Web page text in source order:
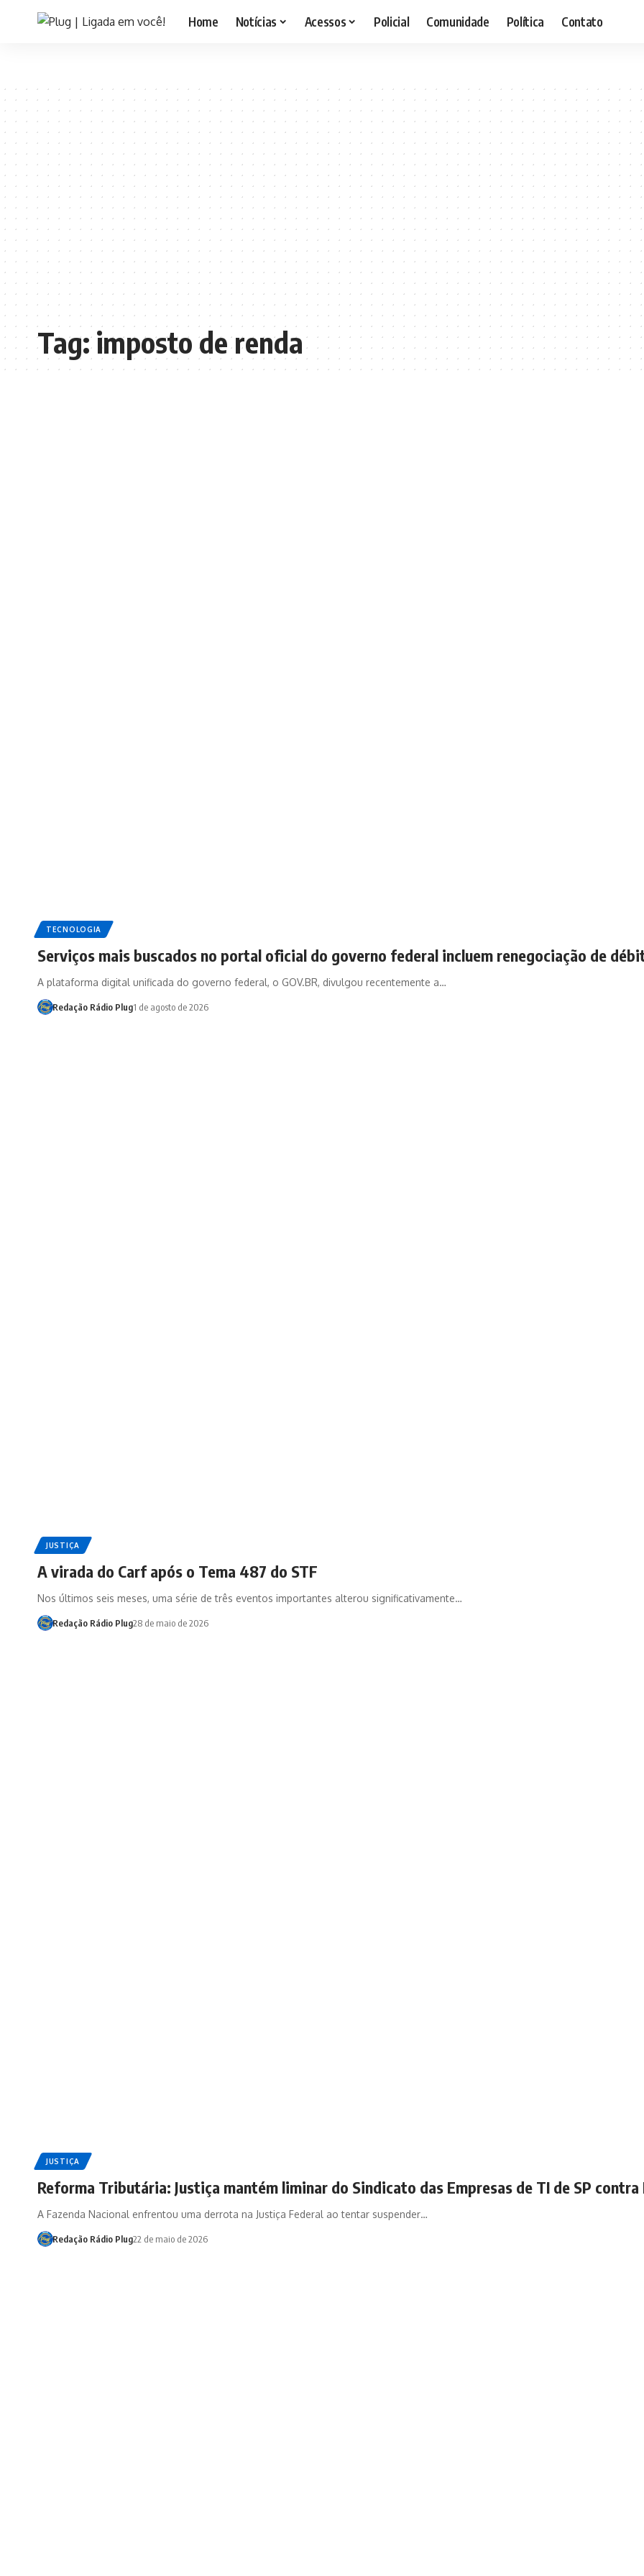
Home Notícias Acessos Policial Comunidade Política Contato
Tag:imposto de renda
TECNOLOGIA
Serviços mais buscados no portal oficial do governo federal incluem renegociação de
A plataforma digital unificada do governo federal, o GOV.BR, divulgou recentemente a…
Redação Rádio Plug1 de agosto de 2026
JUSTIÇA
A virada do Carf após o Tema 487 do STF
Nos últimos seis meses, uma série de três eventos importantes alterou significativamente…
Redação Rádio Plug28 de maio de 2026
JUSTIÇA
Reforma Tributária: Justiça mantém liminar do Sindicato das Empresas de TI de SP contra
A Fazenda Nacional enfrentou uma derrota na Justiça Federal ao tentar suspender…
Redação Rádio Plug22 de maio de 2026